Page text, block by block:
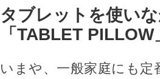
タブレットを使い
「TABLET PILLOW
いまや、一般家庭にも